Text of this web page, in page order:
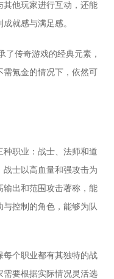
他玩家进行互动，还能
就感与满足感。
传奇游戏的经典元素，
需氪金的情况下，依然可
职业：战士、法师和道
士以高血量和强攻击为
出和范围攻击著称，能
控制的角色，能够为队
个职业都有其独特的战
要根据实际情况灵活选